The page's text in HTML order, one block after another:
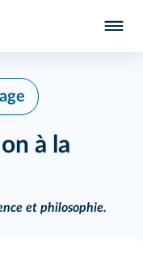
à la
et philosophie.